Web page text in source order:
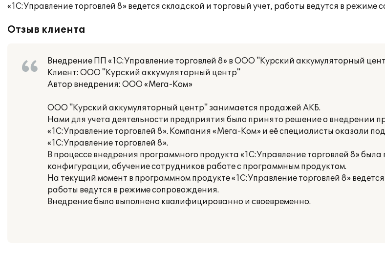
«1С:Управление торговлей 8» ведется складской и торговый учет, работы ведутся в режиме
Отзыв клиента
Внедрение ПП «1С:Управление торговлей 8» в ООО "Курский аккумуляторный
Клиент: ООО "Курский аккумуляторный центр"
Автор внедрения: ООО «Мега-Ком»
ООО "Курский аккумуляторный центр" занимается продажей АКБ.
Нами для учета деятельности предприятия было принято решение о внедрении
«1С:Управление торговлей 8». Компания «Мега-Ком» и её специалисты оказали
«1С:Управление торговлей 8».
В процессе внедрения программного продукта «1С:Управление торговлей 8»
конфигурации, обучение сотрудников работе с программным продуктом.
На текущий момент в программном продукте «1С:Управление торговлей 8»
работы ведутся в режиме сопровождения.
Внедрение было выполнено квалифицированно и своевременно.